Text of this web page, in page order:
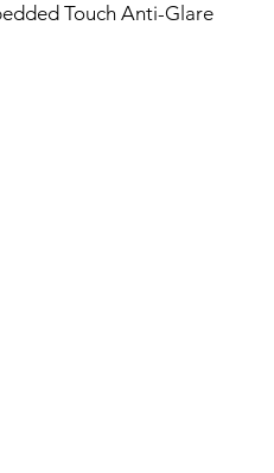
Touch Anti-Glare